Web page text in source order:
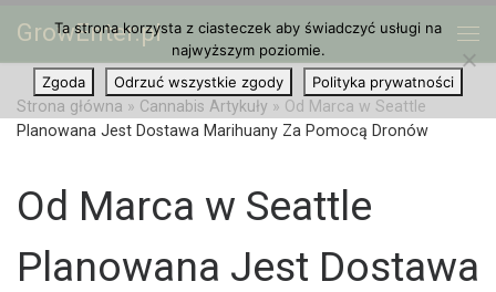
Przejdź do treści
GrowEnter.pl
Strona główna » Cannabis Artykuły » Od Marca w Seattle
Planowana Jest Dostawa Marihuany Za Pomocą Dronów
Od Marca w Seattle
Planowana Jest Dostawa
Ta strona korzysta z ciasteczek aby świadczyć usługi na
najwyższym poziomie.
Zgoda
Odrzuć wszystkie zgody Polityka prywatności